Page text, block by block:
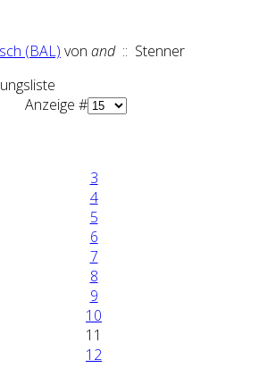
(BAL) von and:: Stenner
Anzeige #
3
4
5
6
7
8
9
10
11
12